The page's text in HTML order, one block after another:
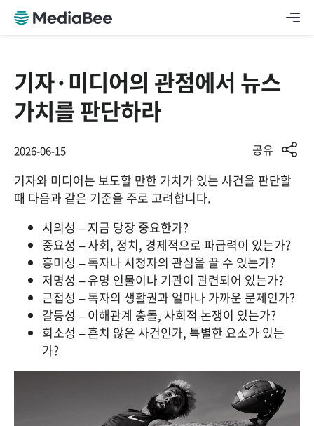
기자·미디어의 관점에서 뉴스
가치를 판단하라
2026-06-15 공유
기자와 미디어는 보도할 만한 가치가 있는 사건을 판단할
때 다음과 같은 기준을 주로 고려합니다.
시의성 – 지금 당장 중요한가?
중요성 – 사회, 정치, 경제적으로 파급력이 있는가?
흥미성 – 독자나 시청자의 관심을 끌 수 있는가?
저명성 – 유명 인물이나 기관이 관련되어 있는가?
근접성 – 독자의 생활권과 얼마나 가까운 문제인가?
갈등성 – 이해관계 충돌, 사회적 논쟁이 있는가?
희소성 – 흔치 않은 사건인가, 특별한 요소가 있는
가?